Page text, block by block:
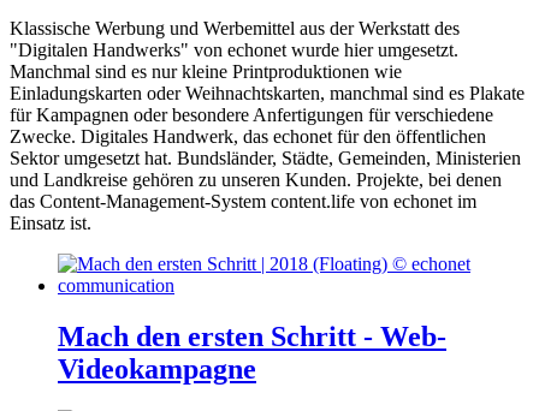
Klassische Werbung und Werbemittel aus der Werkstatt des
"Digitalen Handwerks" von echonet wurde hier umgesetzt.
Manchmal sind es nur kleine Printproduktionen wie
Einladungskarten oder Weihnachtskarten, manchmal sind es Plakate
für Kampagnen oder besondere Anfertigungen für verschiedene
Zwecke. Digitales Handwerk, das echonet für den öffentlichen
Sektor umgesetzt hat. Bundsländer, Städte, Gemeinden, Ministerien
und Landkreise gehören zu unseren Kunden. Projekte, bei denen
das Content-Management-System content.life von echonet im
Einsatz ist.
Mach den ersten Schritt - Web-
Videokampagne